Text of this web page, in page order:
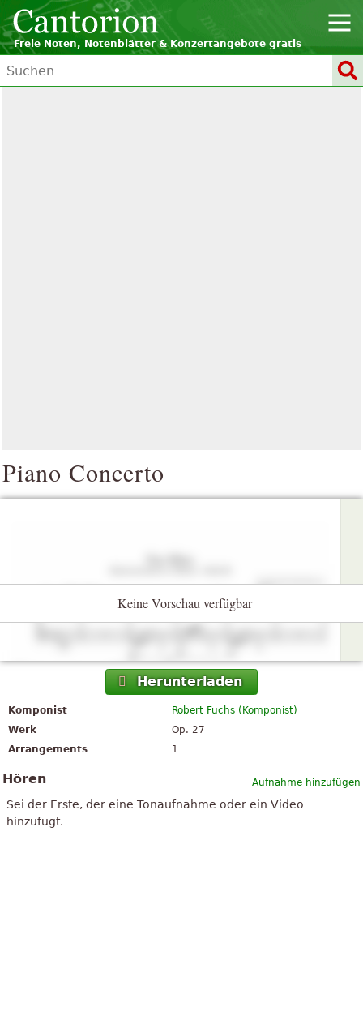
Freie Noten, Notenblätter & Konzertangebote gratis
Piano Concerto
Keine Vorschau verfügbar
Herunterladen
Komponist
Robert Fuchs (Komponist)
Werk
Op. 27
Arrangements
1
Aufnahme hinzufügen
Hören
Sei der Erste, der eine Tonaufnahme oder ein Video
hinzufügt.